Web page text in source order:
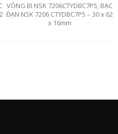
VÒNG BI NSK 7206CTYDBC7P5, BẠC
ĐẠN NSK 7206 CTYDBC7P5 – 30 x 62
x 16mm